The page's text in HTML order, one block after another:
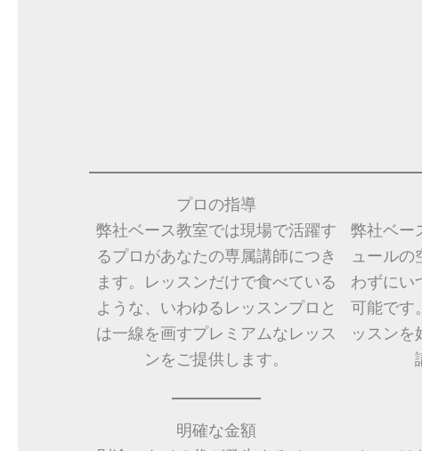
プロの指導
弊社ベース教室では現場で活躍す
るプロがあなたの専属講師につき
ます。レッスンだけで食べている
ような、いわゆるレッスンプロと
は一線を画すプレミアムなレッス
ンをご提供します。
弊社ベー
ュール
わずにい
可能です
ッスンを
明確な金額